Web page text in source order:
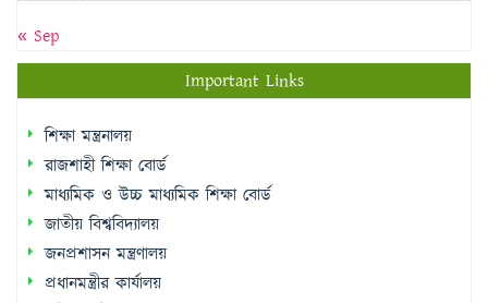
« Sep
Important Links
শিক্ষা মন্ত্রনালয়
রাজশাহী শিক্ষা বোর্ড
মাধ্যমিক ও উচ্চ মাধ্যমিক শিক্ষা বোর্ড
জাতীয় বিশ্ববিদ্যালয়
জনপ্রশাসন মন্ত্রণালয়
প্রধানমন্ত্রীর কার্যালয়